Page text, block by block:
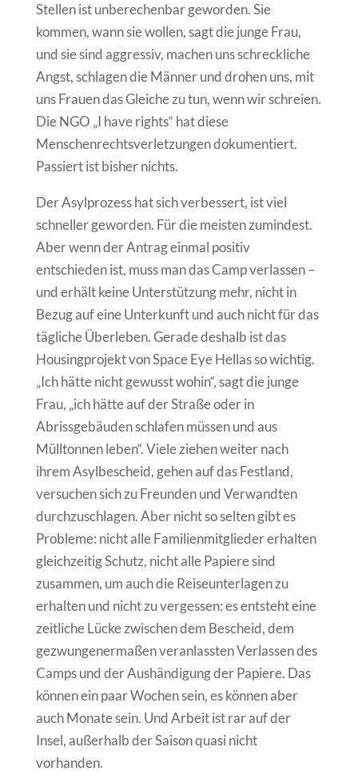
Stellen ist unberechenbar geworden. Sie
kommen, wann sie wollen, sagt die junge Frau,
und sie sind aggressiv, machen uns schreckliche
Angst, schlagen die Männer und drohen uns, mit
uns Frauen das Gleiche zu tun, wenn wir schreien.
Die NGO „I have rights“ hat diese
Menschenrechtsverletzungen dokumentiert.
Passiert ist bisher nichts.
Der Asylprozess hat sich verbessert, ist viel
schneller geworden. Für die meisten zumindest.
Aber wenn der Antrag einmal positiv
entschieden ist, muss man das Camp verlassen –
und erhält keine Unterstützung mehr, nicht in
Bezug auf eine Unterkunft und auch nicht für das
tägliche Überleben. Gerade deshalb ist das
Housingprojekt von Space Eye Hellas so wichtig.
„Ich hätte nicht gewusst wohin“, sagt die junge
Frau, „ich hätte auf der Straße oder in
Abrissgebäuden schlafen müssen und aus
Mülltonnen leben“. Viele ziehen weiter nach
ihrem Asylbescheid, gehen auf das Festland,
versuchen sich zu Freunden und Verwandten
durchzuschlagen. Aber nicht so selten gibt es
Probleme: nicht alle Familienmitglieder erhalten
gleichzeitig Schutz, nicht alle Papiere sind
zusammen, um auch die Reiseunterlagen zu
erhalten und nicht zu vergessen: es entsteht eine
zeitliche Lücke zwischen dem Bescheid, dem
gezwungenermaßen veranlassten Verlassen des
Camps und der Aushändigung der Papiere. Das
können ein paar Wochen sein, es können aber
auch Monate sein. Und Arbeit ist rar auf der
Insel, außerhalb der Saison quasi nicht
vorhanden.